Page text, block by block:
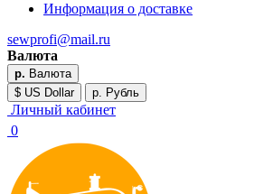
Информация о доставке
sewprofi@mail.ru
Валюта
р. Валюта
$ US Dollar
р. Рубль
Личный кабинет
0